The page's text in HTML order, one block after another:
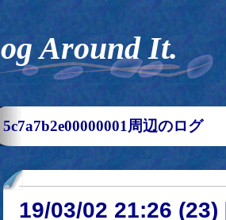
Log Around It.
5c7a7b2e00000001周辺のログ
19/03/02 21:26 (23)